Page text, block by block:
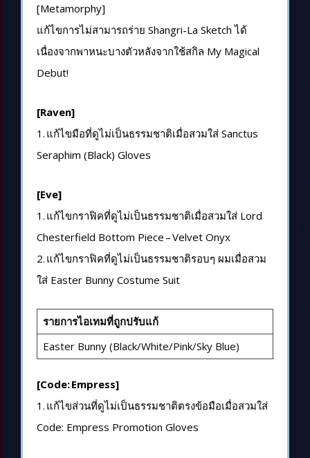
[Metamorphy]
แก้ไขการไม่สามารถร่าย Shangri-La Sketch ได้
เนื่องจากพาหนะบางตัวหลังจากใช้สกิล My Magical
Debut!
[Raven]
1. แก้ไขมือที่ดูไม่เป็นธรรมชาติเมื่อสวมใส่ Sanctus
Seraphim (Black) Gloves
[Eve]
1. แก้ไขกราฟิคที่ดูไม่เป็นธรรมชาติเมื่อสวมใส่ Lord
Chesterfield Bottom Piece – Velvet Onyx
2. แก้ไขกราฟิคที่ดูไม่เป็นธรรมชาติรอบๆ ผมเมื่อสวม
ใส่ Easter Bunny Costume Suit
รายการไอเทมที่ถูกปรับแก้
Easter Bunny (Black/White/Pink/Sky Blue)
[Code: Empress]
1. แก้ไขส่วนที่ดูไม่เป็นธรรมชาติตรงข้อมือเมื่อสวมใส่
Code: Empress Promotion Gloves